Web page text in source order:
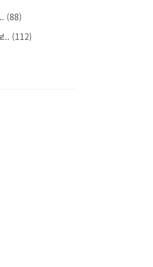
(88)
.. (112)